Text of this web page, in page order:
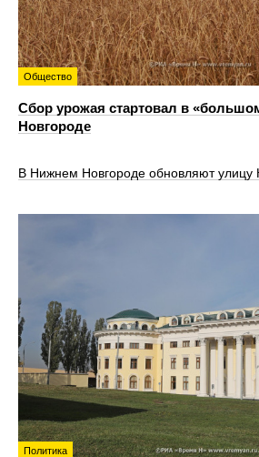
Общество
Сбор урожая стартовал в
Новгороде
В Нижнем Новгороде обновляют улицу
Политика